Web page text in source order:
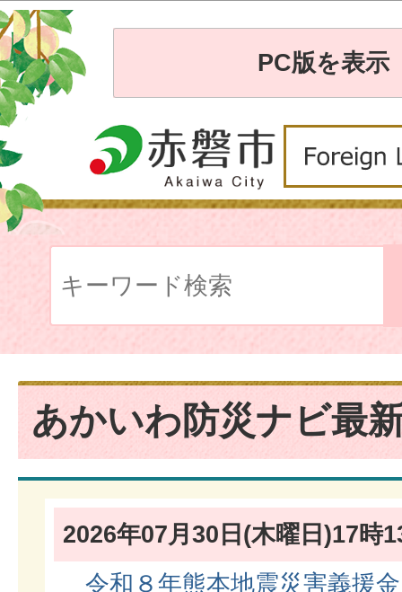
PC版を表示
あかいわ防災ナビ最
2026年07月30日(木曜日)17時
令和８年熊本地震災害義援